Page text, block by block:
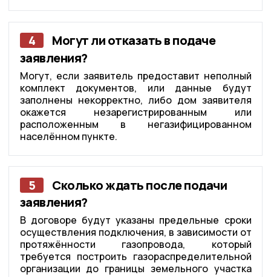
4
Могут ли отказать в подаче
заявления?
Могут, если заявитель предоставит неполный
комплект документов, или данные будут
заполнены некорректно, либо дом заявителя
окажется незарегистрированным или
расположенным в негазифицированном
населённом пункте.
5
Сколько ждать после подачи
заявления?
В договоре будут указаны предельные сроки
осуществления подключения, в зависимости от
протяжённости газопровода, который
требуется построить газораспределительной
организации до границы земельного участка